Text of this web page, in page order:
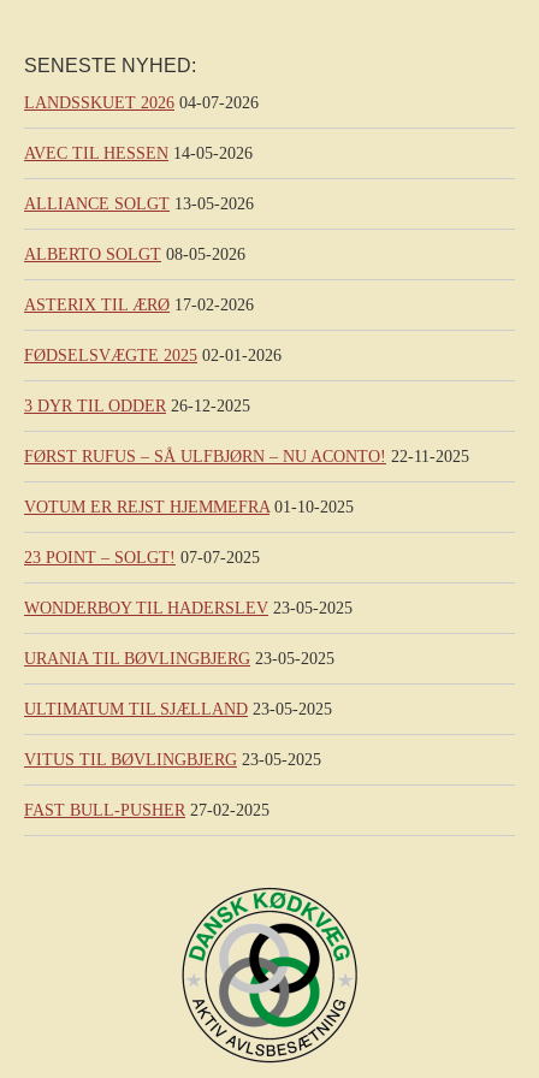
SENESTE NYHED:
LANDSSKUET 2026 04-07-2026
AVEC TIL HESSEN 14-05-2026
ALLIANCE SOLGT 13-05-2026
ALBERTO SOLGT 08-05-2026
ASTERIX TIL ÆRØ 17-02-2026
FØDSELSVÆGTE 2025 02-01-2026
3 DYR TIL ODDER 26-12-2025
FØRST RUFUS – SÅ ULFBJØRN – NU ACONTO! 22-11-2025
VOTUM ER REJST HJEMMEFRA 01-10-2025
23 POINT – SOLGT! 07-07-2025
WONDERBOY TIL HADERSLEV 23-05-2025
URANIA TIL BØVLINGBJERG 23-05-2025
ULTIMATUM TIL SJÆLLAND 23-05-2025
VITUS TIL BØVLINGBJERG 23-05-2025
FAST BULL-PUSHER 27-02-2025